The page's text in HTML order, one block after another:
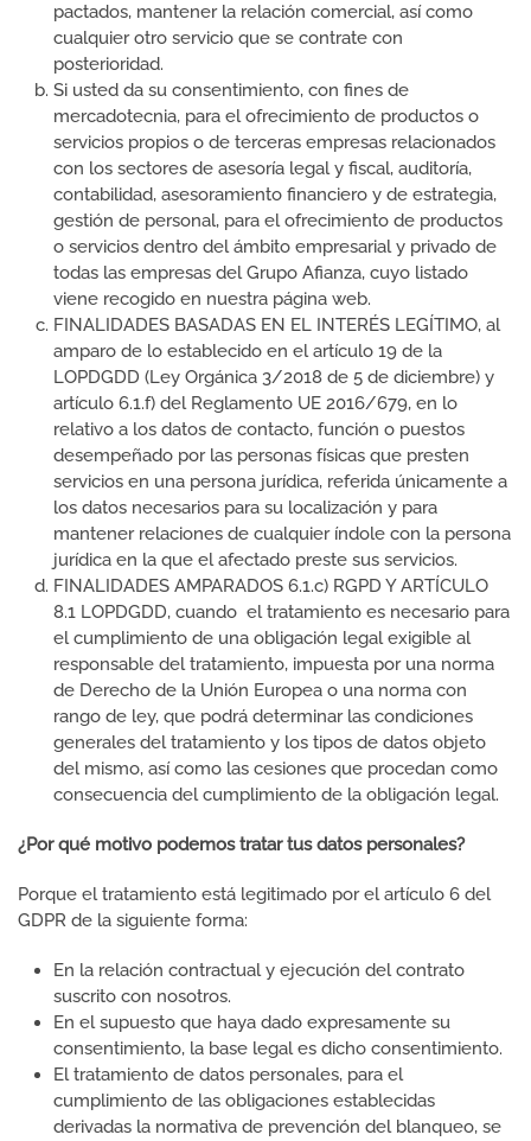
pactados, mantener la relación comercial, así como
cualquier otro servicio que se contrate con
posterioridad.
Si usted da su consentimiento, con fines de
mercadotecnia, para el ofrecimiento de productos o
servicios propios o de terceras empresas relacionados
con los sectores de asesoría legal y fiscal, auditoría,
contabilidad, asesoramiento financiero y de estrategia,
gestión de personal, para el ofrecimiento de productos
o servicios dentro del ámbito empresarial y privado de
todas las empresas del Grupo Afianza, cuyo listado
viene recogido en nuestra página web.
FINALIDADES BASADAS EN EL INTERÉS LEGÍTIMO, al
amparo de lo establecido en el artículo 19 de la
LOPDGDD (Ley Orgánica 3/2018 de 5 de diciembre) y
artículo 6.1.f) del Reglamento UE 2016/679, en lo
relativo a los datos de contacto, función o puestos
desempeñado por las personas físicas que presten
servicios en una persona jurídica, referida únicamente a
los datos necesarios para su localización y para
mantener relaciones de cualquier índole con la persona
jurídica en la que el afectado preste sus servicios.
FINALIDADES AMPARADOS 6.1.c) RGPD Y ARTÍCULO
8.1 LOPDGDD, cuando el tratamiento es necesario para
el cumplimiento de una obligación legal exigible al
responsable del tratamiento, impuesta por una norma
de Derecho de la Unión Europea o una norma con
rango de ley, que podrá determinar las condiciones
generales del tratamiento y los tipos de datos objeto
del mismo, así como las cesiones que procedan como
consecuencia del cumplimiento de la obligación legal.
¿Por qué motivo podemos tratar tus datos personales?
Porque el tratamiento está legitimado por el artículo 6 del
GDPR de la siguiente forma:
En la relación contractual y ejecución del contrato
suscrito con nosotros.
En el supuesto que haya dado expresamente su
consentimiento, la base legal es dicho consentimiento.
El tratamiento de datos personales, para el
cumplimiento de las obligaciones establecidas
derivadas la normativa de prevención del blanqueo, se